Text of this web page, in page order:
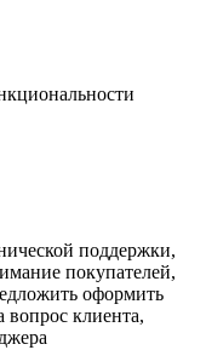
поддержки,
покупателей,
оформить
вопрос клиента,